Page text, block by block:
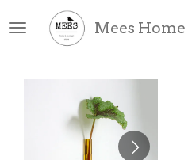
direct
hoofdinhoud
Mees